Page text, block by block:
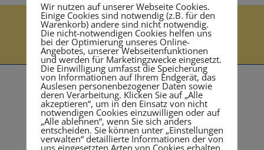
Sicherheitsingenieur
Tätigkeitsfeld und Betreuung nach BGV A2
“Betriebsärzte und Fachkräfte für
Arbeitssicherheit
Wir nutzen auf unserer Webseite Cookies.
Einige Cookies sind notwendig (z.B. für den
Warenkorb) andere sind nicht notwendig.
Die nicht-notwendigen Cookies helfen uns
bei der Optimierung unseres Online-
Angebotes, unserer Webseitenfunktionen
und werden für Marketingzwecke eingesetzt.
Die Einwilligung umfasst die Speicherung
von Informationen auf Ihrem Endgerät, das
Auslesen personenbezogener Daten sowie
deren Verarbeitung. Klicken Sie auf „Alle
akzeptieren“, um in den Einsatz von nicht
notwendigen Cookies einzuwilligen oder auf
„Alle ablehnen“, wenn Sie sich anders
entscheiden. Sie können unter „Einstellungen
verwalten“ detaillierte Informationen der von
uns eingesetzten Arten von Cookies erhalten